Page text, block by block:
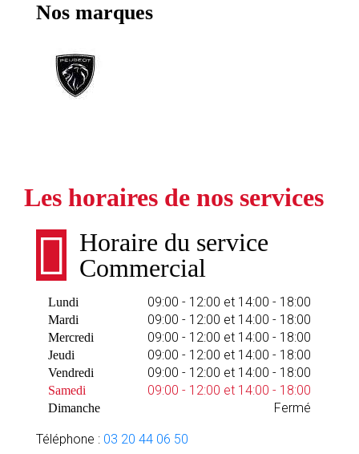
Nos marques
Les horaires de nos services
Horaire du service
Commercial
Lundi 09:00 - 12:00 et 14:00 - 18:00
Mardi 09:00 - 12:00 et 14:00 - 18:00
Mercredi 09:00 - 12:00 et 14:00 - 18:00
Jeudi 09:00 - 12:00 et 14:00 - 18:00
Vendredi 09:00 - 12:00 et 14:00 - 18:00
Samedi 09:00 - 12:00 et 14:00 - 18:00
Dimanche Fermé
Téléphone : 03 20 44 06 50